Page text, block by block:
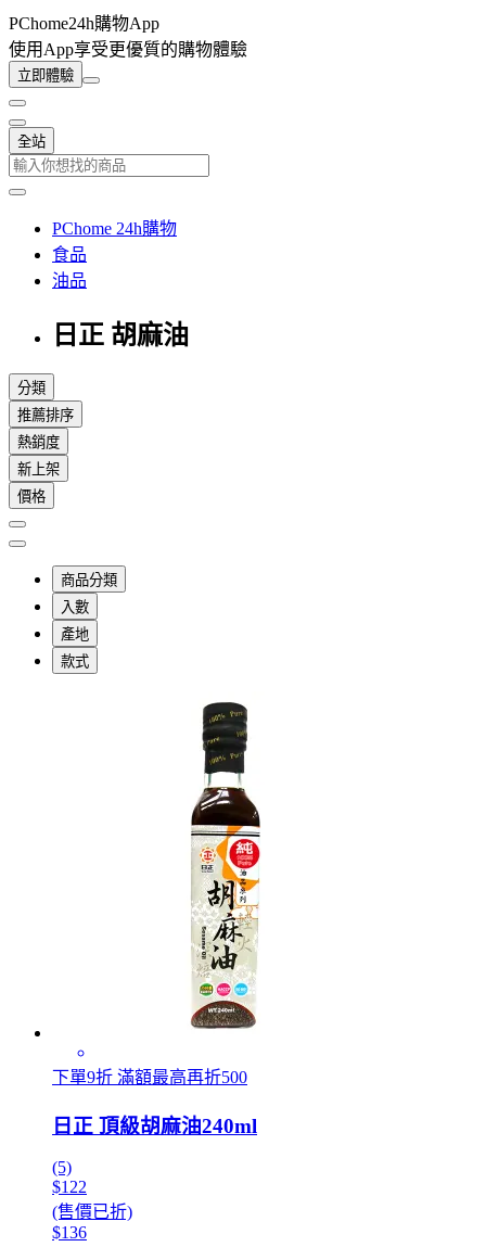
PChome24h購物App
使用App享受更優質的購物體驗
立即體驗
全站
PChome 24h購物
食品
油品
日正 胡麻油
分類
推薦排序
熱銷度
新上架
價格
商品分類
入數
產地
款式
下單9折 滿額最高再折500
日正 頂級胡麻油240ml
(5)
$122
(售價已折)
$136